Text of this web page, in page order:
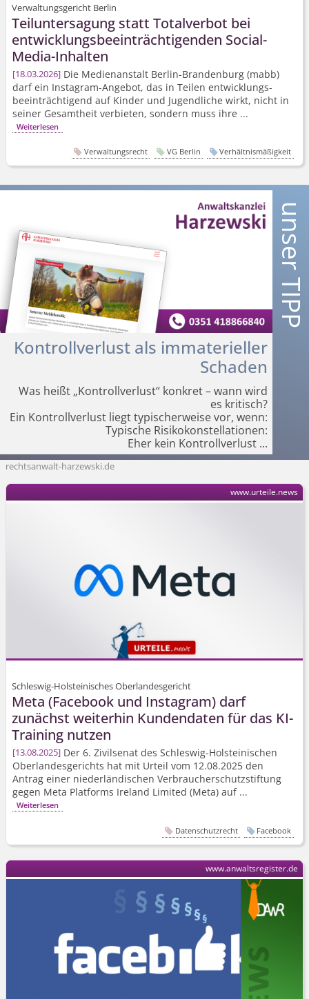
Verwaltungsgericht Berlin
Teiluntersagung statt Totalverbot bei
entwicklungs­beeinträch­tigenden Social-
Media-Inhalten
18.03.2026 Die Medienanstalt Berlin-Brandenburg (mabb)
darf ein Instagram-Angebot, das in Teilen entwicklungs­
beeinträchtigend auf Kinder und Jugendliche wirkt, nicht in
seiner Gesamtheit verbieten, sondern muss ihre ...
Weiterlesen
Verwaltungsrecht VG Berlin Verhältnismäßigkeit
Kontrollverlust als immaterieller
Schaden
Was heißt „Kontrollverlust“ konkret – wann wird
es kritisch?
Ein Kontrollverlust liegt typischerweise vor, wenn:
Typische Risikokon­stellationen:
Eher kein Kontrollverlust ...
rechtsanwalt-harzewski.de
Schleswig-Holsteinisches Oberlandesgericht
Meta (Facebook und Instagram) darf
zunächst weiterhin Kundendaten für das KI-
Training nutzen
13.08.2025 Der 6. Zivilsenat des Schleswig-Holsteinischen
Oberlandesgerichts hat mit Urteil vom 12.08.2025 den
Antrag einer niederländischen Verbraucher­schutzstiftung
gegen Meta Platforms Ireland Limited (Meta) auf ...
Weiterlesen
www.urteile.news
Datenschutzrecht Facebook
www.anwaltsregister.de